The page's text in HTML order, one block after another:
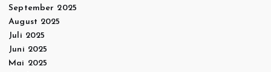
September 2025
August 2025
Juli 2025
Juni 2025
Mai 2025